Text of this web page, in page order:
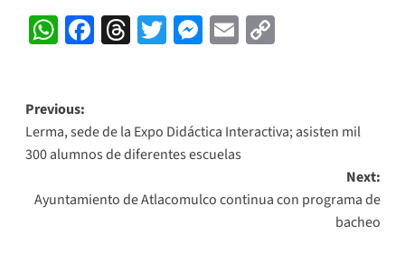
WhatsApp
Facebook
Threads
Twitter
Messenger
EmailCopy
Post
navigation
Previous:
Lerma, sede de la Expo Didáctica Interactiva; asisten mil
300 alumnos de diferentes escuelas
Next:
Ayuntamiento de Atlacomulco continua con programa de
bacheo